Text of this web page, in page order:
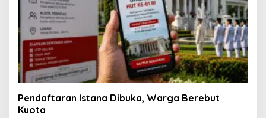
Pendaftaran Istana Dibuka, Warga Berebut
Kuota